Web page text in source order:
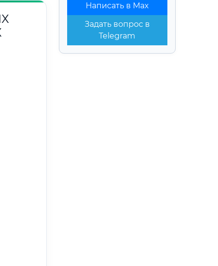
Написать в Max
Задать вопрос в
Telegram